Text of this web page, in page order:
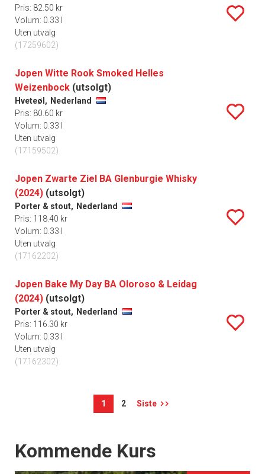
Pris: 82.50 kr
Volum: 0.33 l
Uten utvalg
(17259602)
Jopen Witte Rook Smoked Helles
Weizenbock (utsolgt)
Hveteøl, Nederland
Pris: 80.60 kr
Volum: 0.33 l
Uten utvalg
(17159502)
Jopen Zwarte Ziel BA Glenburgie Whisky
(2024) (utsolgt)
Porter & stout, Nederland
Pris: 118.40 kr
Volum: 0.33 l
Uten utvalg
(17162202)
Jopen Bake My Day BA Oloroso & Leidag
(2024) (utsolgt)
Porter & stout, Nederland
Pris: 116.30 kr
Volum: 0.33 l
Uten utvalg
(17162302)
1 2 Siste
Events
Kommende Kurs